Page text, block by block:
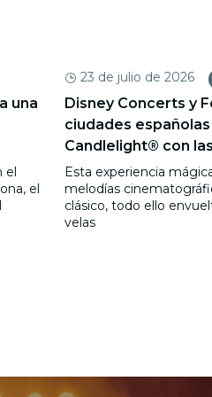
una
el
el
23 de julio de 2026
Disney Concerts y
ciudades
Candlelight® con
Esta experiencia
melodías
clásico, todo ello
velas